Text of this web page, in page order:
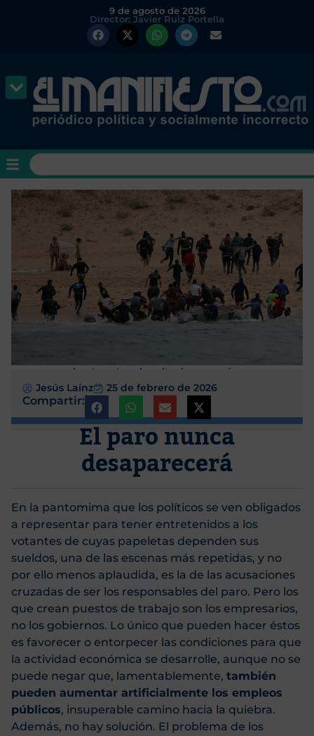
9 de agosto de 2026
Director: Javier Ruiz Portella
Inmigrantes al asalto de su paraíso
Jesús Laínz 25 de febrero de 2026
Compartir:
El paro nunca
desaparecerá
En la pantomima que los políticos se ven obligados
a representar para tener entretenidos a los
votantes de cuyas papeletas dependen sus
sueldos, una de las escenas más repetidas, y no
por ello menos aplaudida, es la de las acusaciones
cruzadas de ser los responsables del paro. Pero los
que crean puestos de trabajo son los empresarios,
no los gobiernos. Lo único que pueden hacer éstos
es favorecer o entorpecer las condiciones para que
la actividad económica se desarrolle, aunque no se
puede negar que, lamentablemente, también
pueden aumentar artificialmente los empleos
públicos, insuperable camino hacia la quiebra.
Además, no hay solución. El problema de los